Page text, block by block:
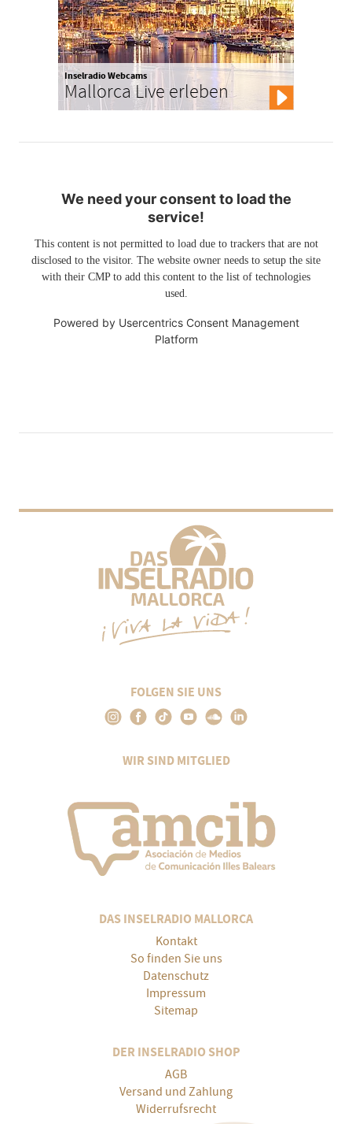
Inselradio Webcams
Mallorca Live erleben
We need your consent to load the
service!
This content is not permitted to load due to trackers that are not
disclosed to the visitor. The website owner needs to setup the site
with their CMP to add this content to the list of technologies
used.
Powered by Usercentrics Consent Management
Platform
FOLGEN SIE UNS
WIR SIND MITGLIED
DAS INSELRADIO MALLORCA
Kontakt
So finden Sie uns
Datenschutz
Impressum
Sitemap
DER INSELRADIO SHOP
AGB
Versand und Zahlung
Widerrufsrecht